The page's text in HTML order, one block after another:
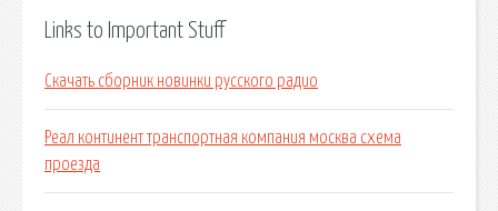
Links to Important Stuff
Скачать сборник новинки русского радио
Реал континент транспортная компания москва схема
проезда